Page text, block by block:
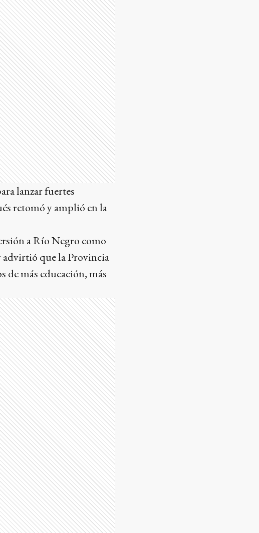
lanzar fuertes
retomó y amplió en la
a Río Negro como
advirtió que la Provincia
de más educación, más